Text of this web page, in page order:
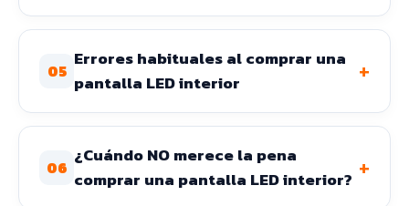
05
Errores habituales al comprar una
pantalla LED interior
+
06
¿Cuándo NO merece la pena
comprar una pantalla LED interior? +